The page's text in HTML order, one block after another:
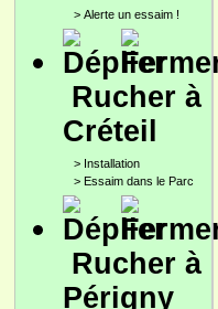
> Alerte un essaim !
Rucher à
Créteil
> Installation
> Essaim dans le Parc
Rucher à
Périgny